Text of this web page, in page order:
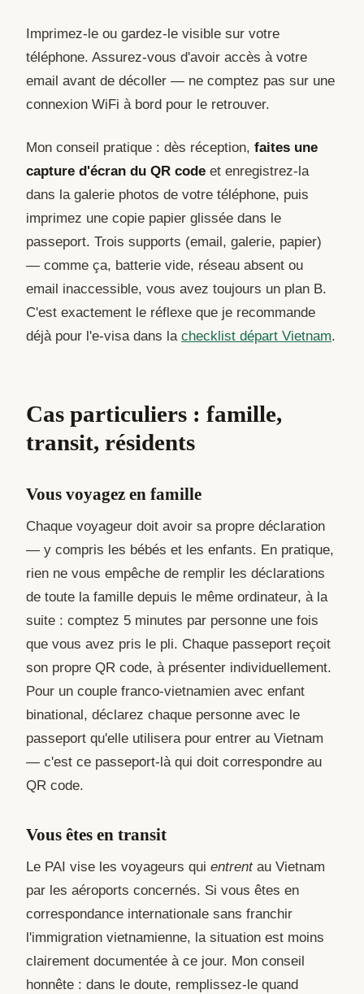
Imprimez-le ou gardez-le visible sur votre
téléphone. Assurez-vous d'avoir accès à votre
email avant de décoller — ne comptez pas sur une
connexion WiFi à bord pour le retrouver.
Mon conseil pratique : dès réception, faites une
capture d'écran du QR code et enregistrez-la
dans la galerie photos de votre téléphone, puis
imprimez une copie papier glissée dans le
passeport. Trois supports (email, galerie, papier)
— comme ça, batterie vide, réseau absent ou
email inaccessible, vous avez toujours un plan B.
C'est exactement le réflexe que je recommande
déjà pour l'e-visa dans la checklist départ Vietnam.
Cas particuliers : famille,
transit, résidents
Vous voyagez en famille
Chaque voyageur doit avoir sa propre déclaration
— y compris les bébés et les enfants. En pratique,
rien ne vous empêche de remplir les déclarations
de toute la famille depuis le même ordinateur, à la
suite : comptez 5 minutes par personne une fois
que vous avez pris le pli. Chaque passeport reçoit
son propre QR code, à présenter individuellement.
Pour un couple franco-vietnamien avec enfant
binational, déclarez chaque personne avec le
passeport qu'elle utilisera pour entrer au Vietnam
— c'est ce passeport-là qui doit correspondre au
QR code.
Vous êtes en transit
Le PAI vise les voyageurs qui entrentau Vietnam
par les aéroports concernés. Si vous êtes en
correspondance internationale sans franchir
l'immigration vietnamienne, la situation est moins
clairement documentée à ce jour. Mon conseil
honnête : dans le doute, remplissez-le quand